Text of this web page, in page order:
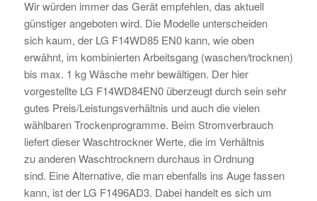
Wir würden immer das Gerät empfehlen, das aktuell
günstiger angeboten wird. Die Modelle unterscheiden
sich kaum, der LG F14WD85 EN0 kann, wie oben
erwähnt, im kombinierten Arbeitsgang (waschen/trocknen)
bis max. 1 kg Wäsche mehr bewältigen. Der hier
vorgestellte LG F14WD84EN0 überzeugt durch sein sehr
gutes Preis/Leistungsverhältnis und auch die vielen
wählbaren Trockenprogramme. Beim Stromverbrauch
liefert dieser Waschtrockner Werte, die im Verhältnis
zu anderen Waschtrocknern durchaus in Ordnung
sind. Eine Alternative, die man ebenfalls ins Auge fassen
kann, ist der LG F1496AD3. Dabei handelt es sich um